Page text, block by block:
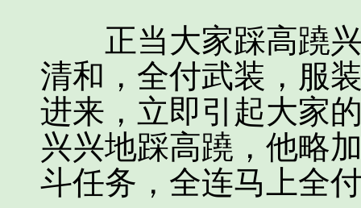
正当大家踩高蹺兴
清和，全付武装，服
进来，立即引起大家
兴兴地踩高蹺，他略
斗任务，全连马上全